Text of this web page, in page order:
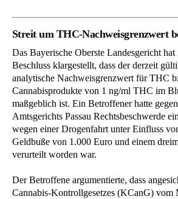
Streit um THC-Nachweisgrenzwert
Das Bayerische Oberste Landesgericht
Beschluss klargestellt, dass der derzeit
analytische Nachweisgrenzwert für THC
Cannabisprodukte von 1 ng/ml THC im
maßgeblich ist. Ein Betroffener hatte
Amtsgerichts Passau Rechtsbeschwerde
wegen einer Drogenfahrt unter Einfluss
Geldbuße von 1.000 Euro und einem
verurteilt worden war.
Der Betroffene argumentierte, dass
Cannabis-Kontrollgesetzes (KCanG) vom